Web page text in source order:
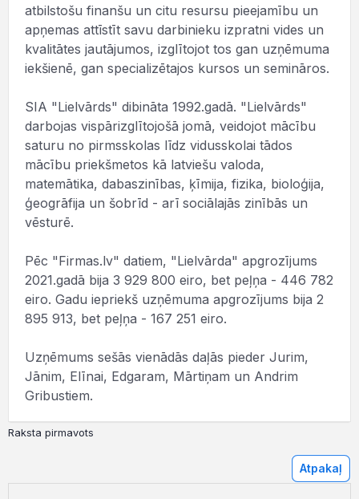
atbilstošu finanšu un citu resursu pieejamību un
apņemas attīstīt savu darbinieku izpratni vides un
kvalitātes jautājumos, izglītojot tos gan uzņēmuma
iekšienē, gan specializētajos kursos un semināros.
SIA "Lielvārds" dibināta 1992.gadā. "Lielvārds"
darbojas vispārizglītojošā jomā, veidojot mācību
saturu no pirmsskolas līdz vidusskolai tādos
mācību priekšmetos kā latviešu valoda,
matemātika, dabaszinības, ķīmija, fizika, bioloģija,
ģeogrāfija un šobrīd - arī sociālajās zinībās un
vēsturē.
Pēc "Firmas.lv" datiem, "Lielvārda" apgrozījums
2021.gadā bija 3 929 800 eiro, bet peļņa - 446 782
eiro. Gadu iepriekš uzņēmuma apgrozījums bija 2
895 913, bet peļņa - 167 251 eiro.
Uzņēmums sešās vienādās daļās pieder Jurim,
Jānim, Elīnai, Edgaram, Mārtiņam un Andrim
Gribustiem.
Raksta pirmavots
Atpakaļ